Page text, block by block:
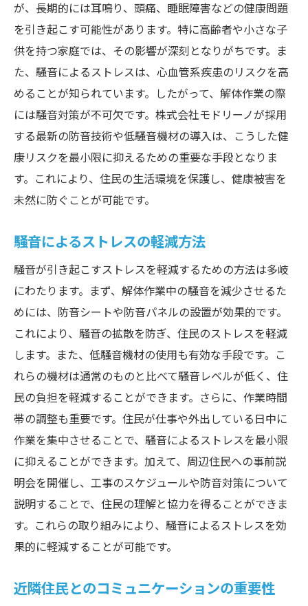
コストと効果のバランス
防音シートの効果とその実際の利用事例
防音シートの基本構造と原理
設置場所による効果の違い
実際の利用事例：都市部の解体現場
防音シートの耐用年数とメンテナンス
施工の簡便さと効果の持続性
住民からの評価とフィードバック
低騒音機材の導入で解体作業の騒音を減少させ
低騒音機材の選び方
現場での低騒音機材の運用事例
低騒音機材の効果測定と評価
機材のメンテナンス方法
導入による近隣住民への影響軽減
解体作業の時間帯調整による騒音対策の効果
作業時間帯の設定基準
夜間作業と日中作業のメリット・デメリッ
法的規制とその遵守方法
住民との合意形成のプロセス
が、長期的には耳鳴り、頭痛、睡眠障害などの健康問題
を引き起こす可能性があります。特に高齢者や小さな子
供を持つ家庭では、その影響が深刻となりがちです。ま
た、騒音によるストレスは、心血管系疾患のリスクを高
めることが知られています。したがって、解体作業の際
には騒音対策が不可欠です。株式会社モドリーノが採用
する最新の防音技術や低騒音機材の導入は、こうした健
康リスクを最小限に抑えるための重要な手段となりま
す。これにより、住民の生活環境を保護し、健康被害を
未然に防ぐことが可能です。
騒音によるストレスの軽減方法
騒音が引き起こすストレスを軽減するための方法は多岐
にわたります。まず、解体作業中の騒音を減少させるた
めには、防音シートや防音パネルの設置が効果的です。
これにより、騒音の拡散を防ぎ、住民のストレスを軽減
します。また、低騒音機材の使用も有効な手段です。こ
れらの機材は通常のものと比べて騒音レベルが低く、住
民の負担を軽減することができます。さらに、作業時間
帯の調整も重要です。住民が仕事や外出している日中に
作業を集中させることで、騒音によるストレスを最小限
に抑えることができます。加えて、周辺住民への事前説
明会を開催し、工事のスケジュールや防音対策について
説明することで、住民の理解と協力を得ることができま
す。これらの取り組みにより、騒音によるストレスを効
果的に軽減することが可能です。
近隣住民とのコミュニケーションの重要性